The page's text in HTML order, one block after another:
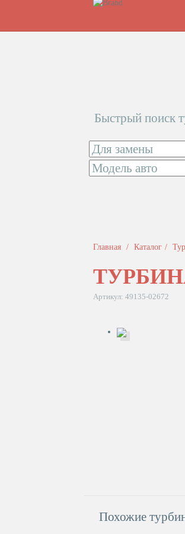
Быстрый поиск
Главная Каталог
Артикул: 49135-02672
Похожие